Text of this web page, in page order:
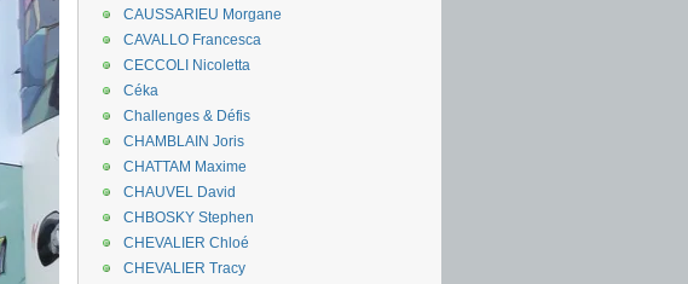
CAUSSARIEU Morgane
CAVALLO Francesca
CECCOLI Nicoletta
Céka
Challenges & Défis
CHAMBLAIN Joris
CHATTAM Maxime
CHAUVEL David
CHBOSKY Stephen
CHEVALIER Chloé
CHEVALIER Tracy